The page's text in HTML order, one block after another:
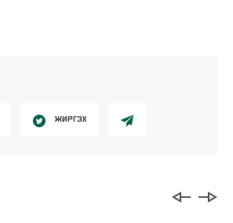
ЖИРГЭХ